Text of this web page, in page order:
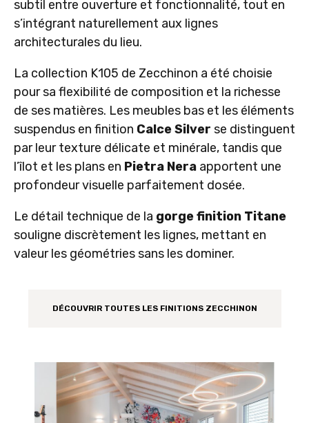
subtil entre ouverture et fonctionnalité, tout en
s’intégrant naturellement aux lignes
architecturales du lieu.
La collection K105 de Zecchinon a été choisie
pour sa flexibilité de composition et la richesse
de ses matières. Les meubles bas et les éléments
suspendus en finition Calce Silver se distinguent
par leur texture délicate et minérale, tandis que
l’îlot et les plans en Pietra Nera apportent une
profondeur visuelle parfaitement dosée.
Le détail technique de la gorge finition Titane
souligne discrètement les lignes, mettant en
valeur les géométries sans les dominer.
DÉCOUVRIR TOUTES LES FINITIONS ZECCHINON